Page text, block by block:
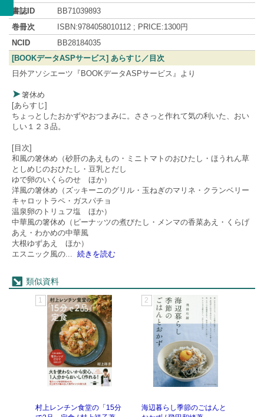
書誌ID
BB71039893
巻冊次
ISBN:9784058010112 ; PRICE:1300円
NCID
BB28184035
[BOOKデータASPサービス] あらすじ／目次
日外アソシエーツ『BOOKデータASPサービス』より
箸休め
[あらすじ]
ちょっとしたおかずやおつまみに。ささっと作れて気の利いた、おい
しい１２３品。
[目次]
和風の箸休め（砂肝のあえもの・ミニトマトのおひたし・ほうれん草
としめじのおひたし・豆乳とだし
ゆで卵のいくらのせ ほか）
洋風の箸休め（ズッキーニのグリル・玉ねぎのマリネ・クランベリー
キャロットラペ・ガスパチョ
温泉卵のトリュフ塩 ほか）
中華風の箸休め（ピーナッツの煮びたし・メンマの香菜あえ・くらげ
あえ・わかめの中華風
大根ゆずあえ ほか）
エスニック風の
続きを読む
類似資料
1
村上レンチン食堂の「15分
2
海辺暮らし季節のごはんと